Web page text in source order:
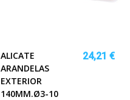
ALICATE
ARANDELAS
EXTERIOR
140MM.Ø3-10
24,21 €